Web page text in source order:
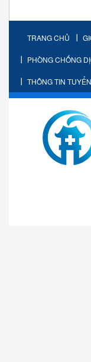
TRANG CHỦ
PHÒNG CHỐNG
THÔNG TIN